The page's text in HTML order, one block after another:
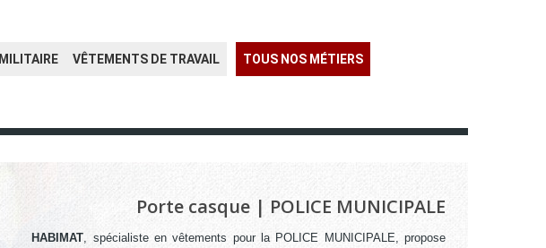
MILITAIRE VÊTEMENTS DE TRAVAIL TOUS NOS MÉTIERS
Porte casque | POLICE MUNICIPALE
HABIMAT, spécialiste en vêtements pour la POLICE MUNICIPALE, propose